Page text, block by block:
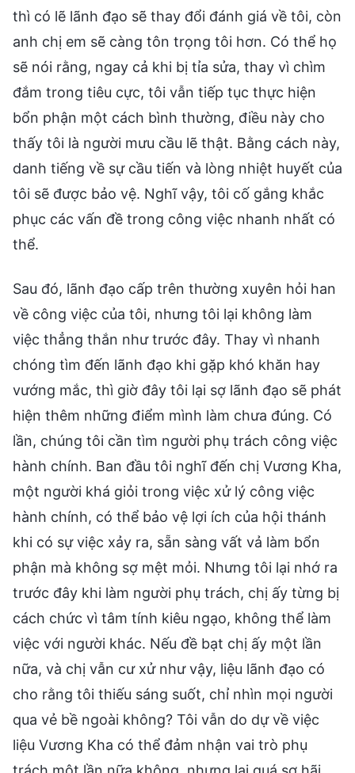
thì có lẽ lãnh đạo sẽ thay đổi đánh giá về tôi, còn
anh chị em sẽ càng tôn trọng tôi hơn. Có thể họ
sẽ nói rằng, ngay cả khi bị tỉa sửa, thay vì chìm
đắm trong tiêu cực, tôi vẫn tiếp tục thực hiện
bổn phận một cách bình thường, điều này cho
thấy tôi là người mưu cầu lẽ thật. Bằng cách này,
danh tiếng về sự cầu tiến và lòng nhiệt huyết của
tôi sẽ được bảo vệ. Nghĩ vậy, tôi cố gắng khắc
phục các vấn đề trong công việc nhanh nhất có
thể.
Sau đó, lãnh đạo cấp trên thường xuyên hỏi han
về công việc của tôi, nhưng tôi lại không làm
việc thẳng thắn như trước đây. Thay vì nhanh
chóng tìm đến lãnh đạo khi gặp khó khăn hay
vướng mắc, thì giờ đây tôi lại sợ lãnh đạo sẽ phát
hiện thêm những điểm mình làm chưa đúng. Có
lần, chúng tôi cần tìm người phụ trách công việc
hành chính. Ban đầu tôi nghĩ đến chị Vương Kha,
một người khá giỏi trong việc xử lý công việc
hành chính, có thể bảo vệ lợi ích của hội thánh
khi có sự việc xảy ra, sẵn sàng vất vả làm bổn
phận mà không sợ mệt mỏi. Nhưng tôi lại nhớ ra
trước đây khi làm người phụ trách, chị ấy từng bị
cách chức vì tâm tính kiêu ngạo, không thể làm
việc với người khác. Nếu đề bạt chị ấy một lần
nữa, và chị vẫn cư xử như vậy, liệu lãnh đạo có
cho rằng tôi thiếu sáng suốt, chỉ nhìn mọi người
qua vẻ bề ngoài không? Tôi vẫn do dự về việc
liệu Vương Kha có thể đảm nhận vai trò phụ